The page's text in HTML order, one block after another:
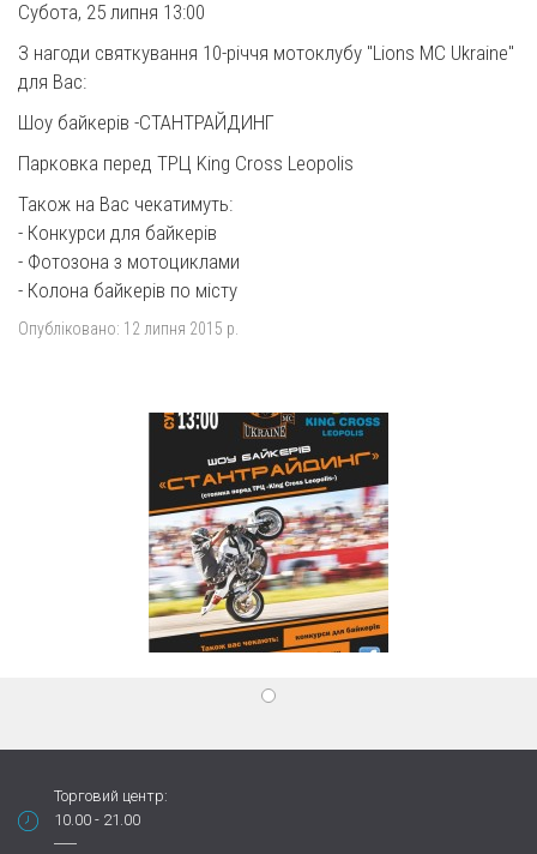
Субота, 25 липня 13:00
З нагоди святкування 10-річчя мотоклубу "Lions MC Ukraine"
для Вас:
Шоу байкерів -СТАНТРАЙДИНГ
Парковка перед ТРЦ King Cross Leopolis
Також на Вас чекатимуть:
- Конкурси для байкерів
- Фотозона з мотоциклами
- Колона байкерів по місту
Опубліковано: 12 липня 2015 р.
Торговий центр:
10.00 - 21.00